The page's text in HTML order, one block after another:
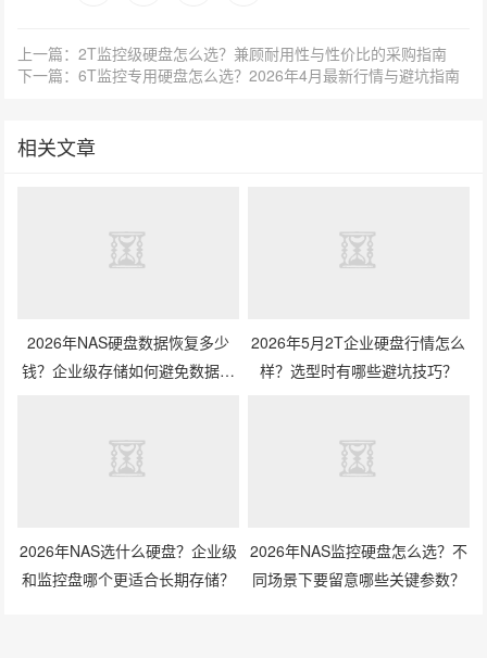
上一篇：2T监控级硬盘怎么选？兼顾耐用性与性价比的采购指南
下一篇：6T监控专用硬盘怎么选？2026年4月最新行情与避坑指南
相关文章
2026年NAS硬盘数据恢复多少
钱？企业级存储如何避免数据丢
2026年5月2T企业硬盘行情怎么
样？选型时有哪些避坑技巧？
2026年NAS选什么硬盘？企业级
和监控盘哪个更适合长期存储？
2026年NAS监控硬盘怎么选？不
同场景下要留意哪些关键参数？